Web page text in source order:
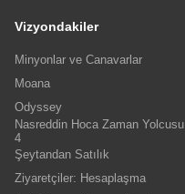
Vizyondakiler
Minyonlar ve Canavarlar
Moana
Odyssey
Nasreddin Hoca Zaman Yolcusu
4
Şeytandan Satılık
Ziyaretçiler: Hesaplaşma